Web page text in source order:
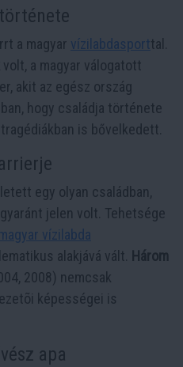
a magyar vízilabdasporttal.
volt, a magyar válogatott
akit az egész ország
hogy családja története
is bővelkedett.
egy olyan családban,
jelen volt. Tehetsége
vízilabda
alakjává vált.
Három
2008) nemcsak
képességei is
apa